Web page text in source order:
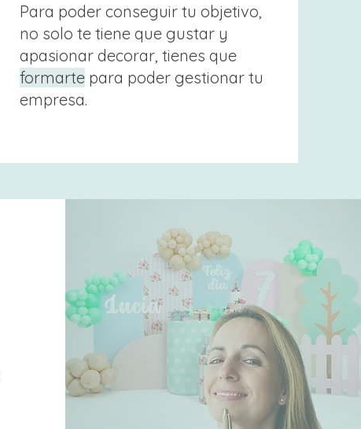
Para poder conseguir tu objetivo,
no solo te tiene que gustar y
apasionar decorar, tienes que
formarte para poder gestionar tu
empresa.